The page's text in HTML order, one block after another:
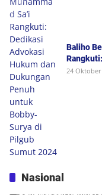
Baliho
24
Nasional
Edison Tamba: